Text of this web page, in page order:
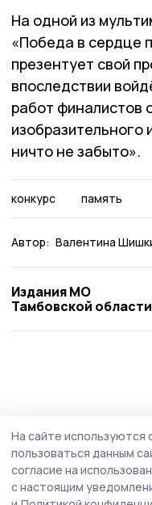
На одной из
«Победа в сердце
презентует свой
впоследствии
работ финалистов
изобразительного
ничто не забыто».
конкурс память
Автор: Валентина
Издания МО
Тамбовской области
На сайте используются
пользоваться данным
согласие на
с настоящим